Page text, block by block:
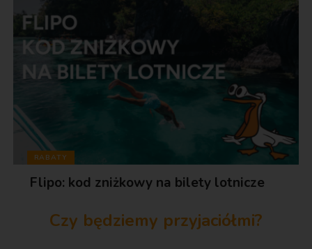
RABATY
Flipo: kod zniżkowy na bilety lotnicze
Czy będziemy przyjaciółmi?